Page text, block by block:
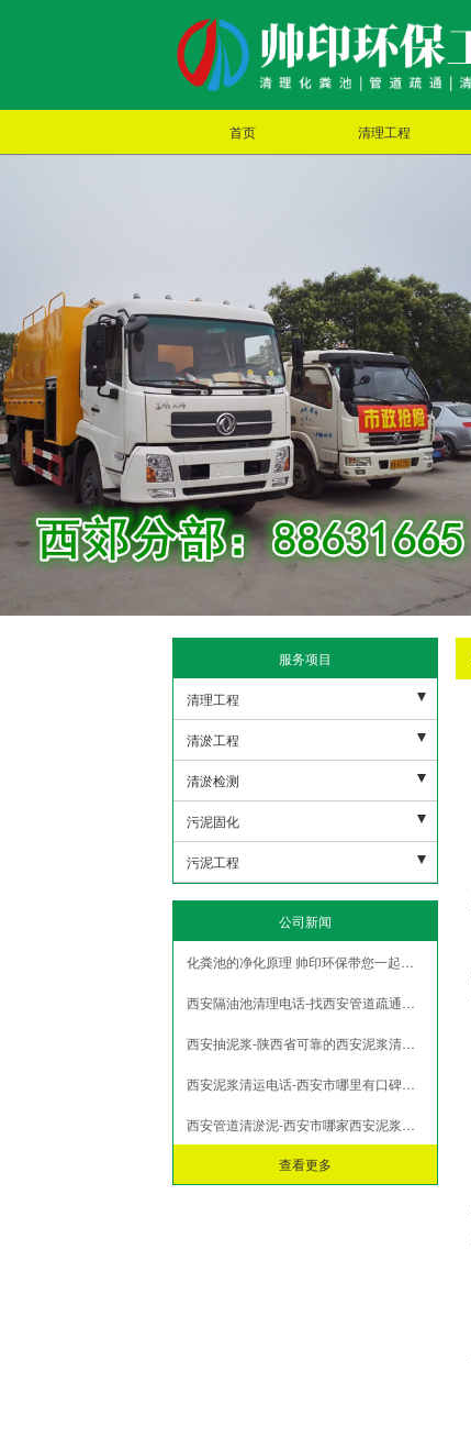
首页 清理工程
服务项目
清理工程
污水池清理
下水管道清理
沉淀池清理
隔油地清理
泥浆池清理
清淤工程
河道清淤
雨水清淤
人工湖清淤
市政管道疏通清淤
污水管道疏通清淤
清淤检测
市政潜水打捞
市政管网机器人检测
污泥固化
非开挖修复紫外线光固化
盾构泥浆固化压榨
污水池压榨固化
污水池污泥固化
污泥工程
污泥外运
污泥固华压榨
公司新闻
化粪池的净化原理 帅印环保带您一起了解
西安隔油池清理电话-找西安管道疏通上帅印环保
西安抽泥浆-陕西省可靠的西安泥浆清运推荐
西安泥浆清运电话-西安市哪里有口碑好的西安泥浆清运
西安管道清淤泥-西安市哪家西安泥浆清运公司靠谱
查看更多